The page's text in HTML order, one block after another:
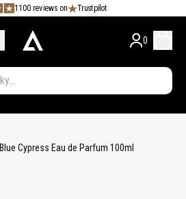
1100 reviews on Trustpilot
0
Blue Cypress Eau de Parfum 100ml